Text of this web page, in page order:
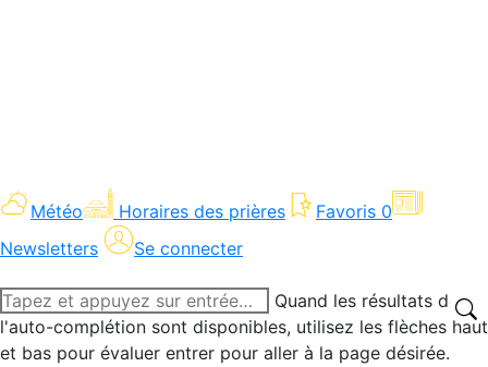
Météo Horaires des prières Favoris 0
Newsletters
Se connecter
Recherche
:
Quand les résultats de
l'auto-complétion sont disponibles, utilisez les flèches haut
et bas pour évaluer entrer pour aller à la page désirée.